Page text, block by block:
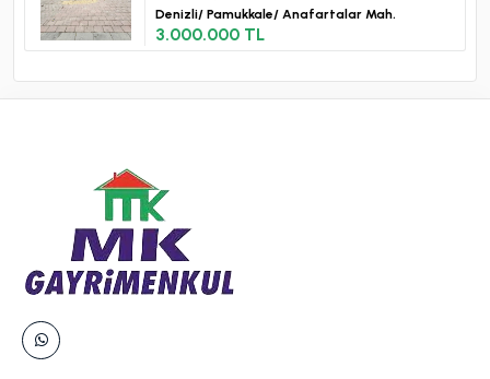
Denizli/ Pamukkale/ Anafartalar Mah.
3.000.000 TL